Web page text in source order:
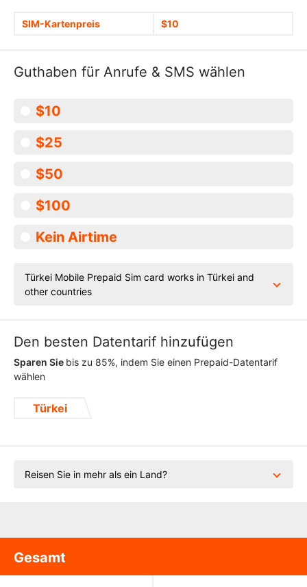
SIM-Kartenpreis $10
Guthaben für Anrufe & SMS wählen
$10
$25
$50
$100
Kein Airtime
Türkei Mobile Prepaid Sim card works in Türkei and
other countries
Den besten Datentarif hinzufügen
Sparen Sie bis zu 85%, indem Sie einen Prepaid-Datentarif
wählen
Türkei
Reisen Sie in mehr als ein Land?
Gesamt